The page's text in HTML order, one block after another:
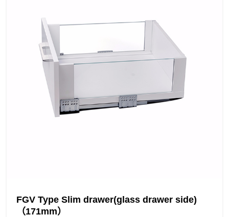
FGV Type Slim drawer(glass drawer side)
（171mm）